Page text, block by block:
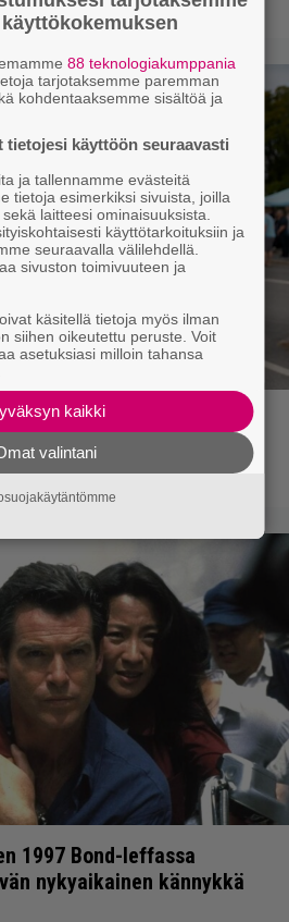
nyt Aki Kirvesniemi – tässä
1997 Bond-leffassa
nykyaikainen kännykkä
88 teknologiakumppania
tarjotaksemme paremman
kohdentaaksemme sisältöä ja
tietojesi käyttöön seuraavasti
ja tallennamme evästeitä
tietoja esimerkiksi sivuista, joilla
laitteesi ominaisuuksista.
käyttötarkoituksiin ja
seuraavalla välilehdellä.
sivuston toimivuuteen ja
käsitellä tietoja myös ilman
siihen oikeutettu peruste. Voit
asetuksiasi milloin tahansa
kaikki
valintani